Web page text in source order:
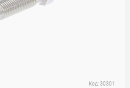
Код: 30301